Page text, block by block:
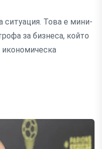
ситуация. Това е мини-
за бизнеса, който
икономическа